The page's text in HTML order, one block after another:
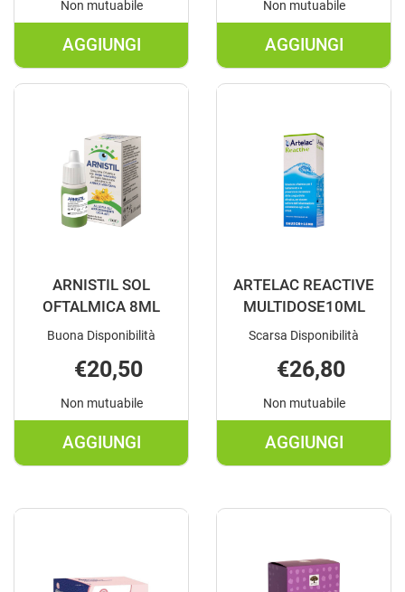
Non mutuabile
AGGIUNGI
AGGIUNGI AFOMILL
SOLLIEVO
GTT10ML AL
CARRELLO
Non mutuabile
AGGIUNGI
AGGIUNGI
GOCCE
8ML AL
CARRELLO
ARNISTIL SOL
OFTALMICA 8ML
Buona Disponibilità
€20,50
Non mutuabile
AGGIUNGI
AGGIUNGI ARNISTIL
OFTALMICA
ARTELAC REACTIVE
MULTIDOSE10ML
Scarsa Disponibilità
€26,80
Non mutuabile
AGGIUNGI
AGGIUNGI